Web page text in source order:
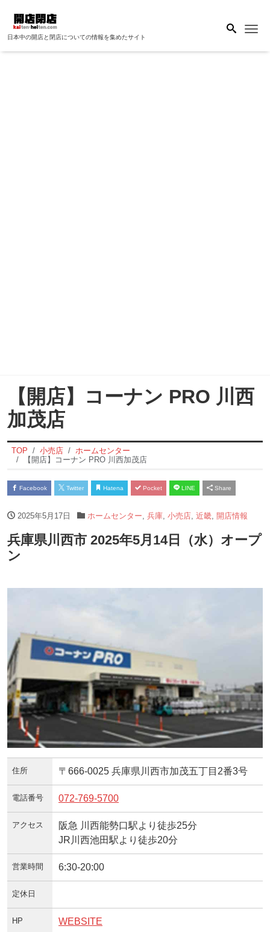
日本中の開店と閉店についての情報を集めたサイト
【開店】コーナン PRO 川西
加茂店
TOP 小売店
ホームセンター
【開店】コーナン PRO 川西加茂店
Facebook Twitter Hatena Pocket LINE Share
2025年5月17日 ホームセンター 兵庫, 小売店, 近畿, 開店情報
兵庫県川西市 2025年5月14日（水）オープ
ン
住所 〒666-0025 兵庫県川西市加茂五丁目2番3号
電話番号 072-769-5700
アクセス
阪急 川西能勢口駅より徒歩25分
JR川西池田駅より徒歩20分
営業時間 6:30-20:00
定休日
HP WEBSITE